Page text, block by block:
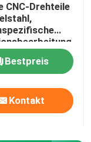
CNC-Drehteile
Bestpreis
Kontakt